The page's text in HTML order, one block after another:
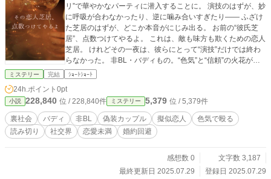
リ”で華やかなパーティに潜入することに。 演技のはずが、妙
に呼吸が合わなかったり、逆に噛み合いすぎたり―― ふざけ
た芝居のはずが、どこか本音がにじみ出る。 お前の“彼氏芝
居”、点数つけてやるよ。 これは、敵も味方も欺くための恋人
芝居。 けれどその一夜は、彼らにとって“演技”だけでは終わ
らなかった。 非BL・バディもの。“色気”と“信頼”の火花が交
差する、裏稼業の一夜。
ミステリー 完結 ｼｮｰﾄｼｮｰﾄ
24h.ポイント 0pt
小説 228,840 位 / 228,840件 ミステリー 5,379 位 / 5,379件
裏社会 バディ 非BL 偽装カップル 擬似恋人
色気で殴る
読み切り
社交界 恋愛未満 婚約回避
感想数 0
文字数 3,187
最終更新日 2025.07.29
登録日 2025.07.29